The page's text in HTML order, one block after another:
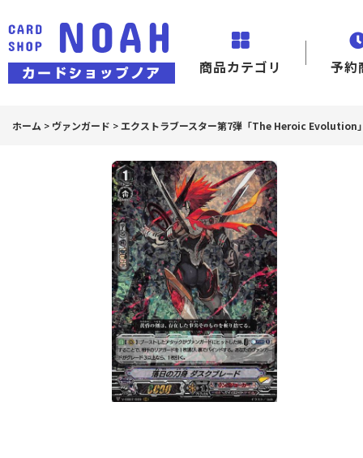
商品カテゴリ 予約
ホーム > ヴァンガード >エクストラブースター第7弾「The Heroic Evolution